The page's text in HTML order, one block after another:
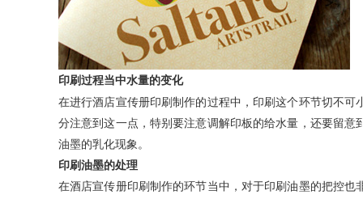
印刷过程当中水量的变化
在进行酒店宣传册印刷制作的过程中，印刷这个环节切不
分注意到这一点，特别要注意调解印板的给水量，还要留
油墨的乳化现象。
印刷油墨的处理
在酒店宣传册印刷制作的环节当中，对于印刷油墨的把控